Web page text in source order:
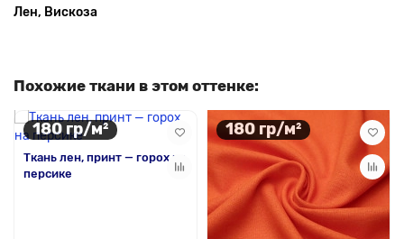
Лен, Вискоза
Похожие ткани в этом оттенке:
180 гр/м²
Ткань лен, принт — горох на
персике
180 гр/м²